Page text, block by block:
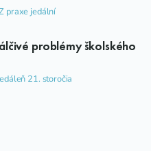
praxe jedální
problémy školského
21. storočia